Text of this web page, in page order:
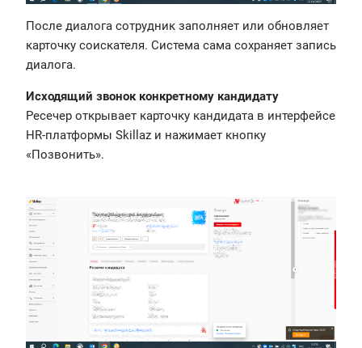
После диалога сотрудник заполняет или обновляет
карточку соискателя. Система сама сохраняет запись
диалога.
Исходящий звонок конкретному кандидату
Ресечер открывает карточку кандидата в интерфейсе
HR-платформы Skillaz и нажимает кнопку
«Позвонить».